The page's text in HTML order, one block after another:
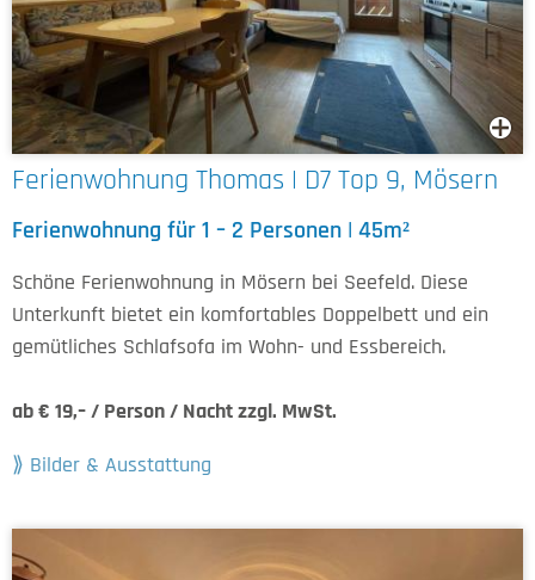
Ferienwohnung Thomas | D7 Top 9, Mösern
Ferienwohnung für 1 – 2 Personen | 45m²
Schöne Ferienwohnung in Mösern bei Seefeld. Diese
Unterkunft bietet ein komfortables Doppelbett und ein
gemütliches Schlafsofa im Wohn- und Essbereich.
ab € 19,– / Person / Nacht zzgl. MwSt.
Bilder & Ausstattung